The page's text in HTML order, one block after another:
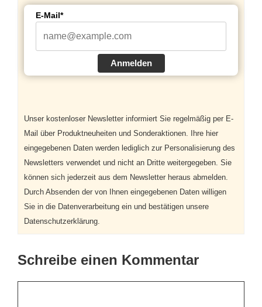
E-Mail*
Anmelden
Unser kostenloser Newsletter informiert Sie regelmäßig per E-
Mail über Produktneuheiten und Sonderaktionen. Ihre hier
eingegebenen Daten werden lediglich zur Personalisierung des
Newsletters verwendet und nicht an Dritte weitergegeben. Sie
können sich jederzeit aus dem Newsletter heraus abmelden.
Durch Absenden der von Ihnen eingegebenen Daten willigen
Sie in die Datenverarbeitung ein und bestätigen unsere
Datenschutzerklärung.
Schreibe einen Kommentar